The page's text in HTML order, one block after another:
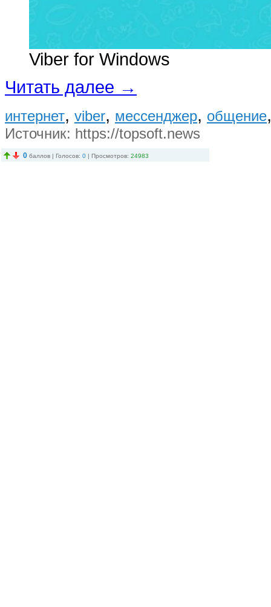
Viber for Windows
Читать далее →
интернет, viber, мессенджер, общение
Источник: https://topsoft.news
0 баллов | Голосов: 0 | Просмотров: 24983